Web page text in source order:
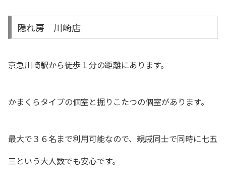
隠れ房 川崎店
京急川崎駅から徒歩１分の距離にあります。
かまくらタイプの個室と掘りこたつの個室があります。
最大で３６名まで利用可能なので、親戚同士で同時に七五
三という大人数でも安心です。